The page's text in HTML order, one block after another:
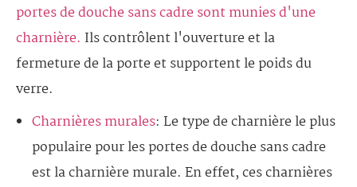
portes de douche sans cadre sont munies d'une
charnière. Ils contrôlent l'ouverture et la
fermeture de la porte et supportent le poids du
verre.
Charnières murales: Le type de charnière le plus
populaire pour les portes de douche sans cadre
est la charnière murale. En effet, ces charnières